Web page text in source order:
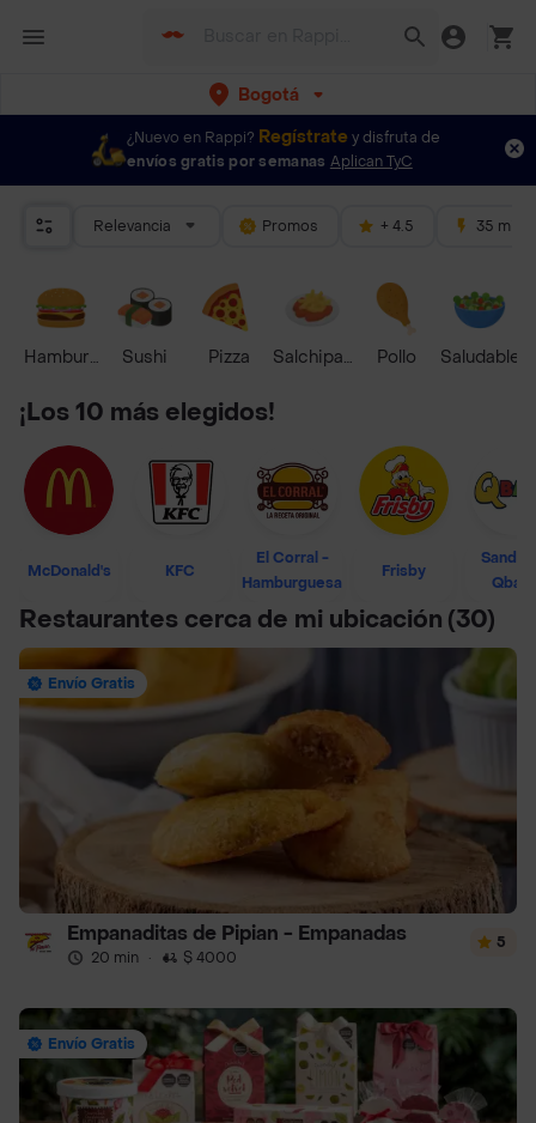
Bogotá
¿Nuevo en Rappi? Regístrate y disfruta de
envíos gratis por semanas Aplican TyC
Relevancia Promos + 4.5 35 mins
HamburguesaSushi Pizza Salchipapas Pollo Saludable
¡Los 10 más elegidos!
McDonald's KFC
El Corral -
Hamburguesa
Frisby
Restaurantes cerca de mi ubicación (30)
Envío Gratis
Empanaditas de Pipian - Empanadas
20 min · $ 4000
5
Envío Gratis